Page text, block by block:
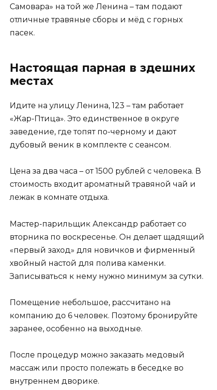
Самовара» на той же Ленина – там подают
отличные травяные сборы и мёд с горных
пасек.
Настоящая парная в здешних
местах
Идите на улицу Ленина, 123 – там работает
«Жар-Птица». Это единственное в округе
заведение, где топят по-черному и дают
дубовый веник в комплекте с сеансом.
Цена за два часа – от 1500 рублей с человека. В
стоимость входит ароматный травяной чай и
лежак в комнате отдыха.
Мастер-парильщик Александр работает со
вторника по воскресенье. Он делает щадящий
«первый заход» для новичков и фирменный
хвойный настой для полива каменки.
Записываться к нему нужно минимум за сутки.
Помещение небольшое, рассчитано на
компанию до 6 человек. Поэтому бронируйте
заранее, особенно на выходные.
После процедур можно заказать медовый
массаж или просто полежать в беседке во
внутреннем дворике.